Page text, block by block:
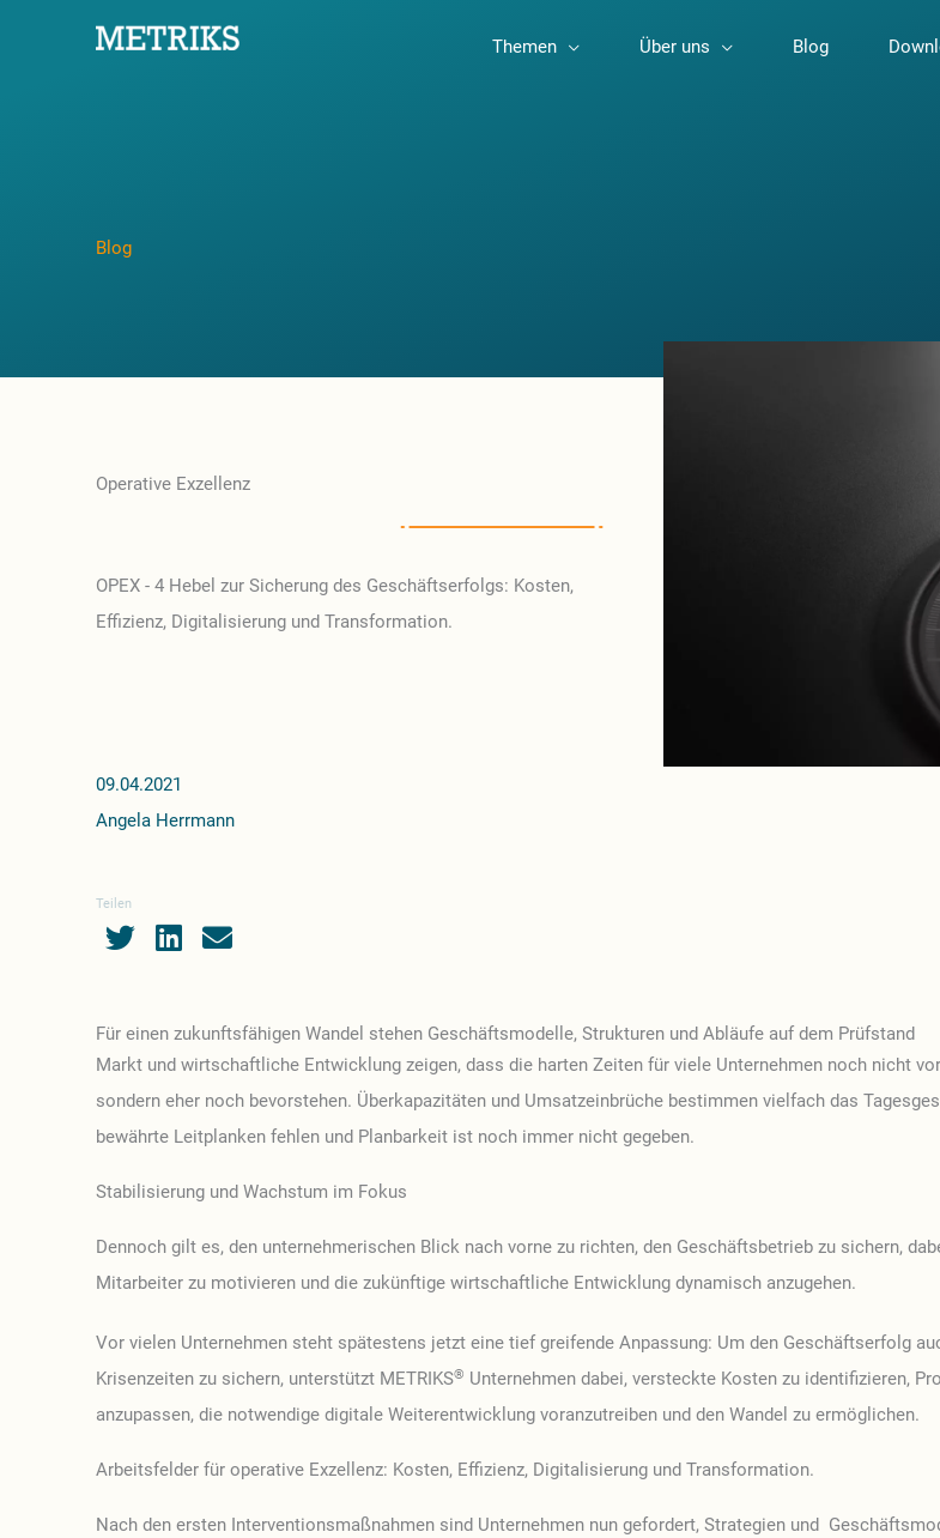
Themen Über uns Blog
Blog
Operative Exzellenz
OPEX - 4 Hebel zur Sicherung des Geschäftserfolgs: Kosten,
Effizienz, Digitalisierung und Transformation.
09.04.2021
Angela Herrmann
Teilen
Für einen zukunftsfähigen Wandel stehen Geschäftsmodelle, Strukturen und Abläufe auf dem Prüfstand
Markt und wirtschaftliche Entwicklung zeigen, dass die harten Zeiten für viele Unternehmen noch nicht
sondern eher noch bevorstehen. Überkapazitäten und Umsatzeinbrüche bestimmen vielfach das
bewährte Leitplanken fehlen und Planbarkeit ist noch immer nicht gegeben.
Stabilisierung und Wachstum im Fokus
Dennoch gilt es, den unternehmerischen Blick nach vorne zu richten, den Geschäftsbetrieb zu sichern,
Mitarbeiter zu motivieren und die zukünftige wirtschaftliche Entwicklung dynamisch anzugehen.
Vor vielen Unternehmen steht spätestens jetzt eine tief greifende Anpassung: Um den Geschäftserfolg
Krisenzeiten zu sichern, unterstützt METRIKS® Unternehmen dabei, versteckte Kosten zu identifizieren,
anzupassen, die notwendige digitale Weiterentwicklung voranzutreiben und den Wandel zu ermöglichen.
Arbeitsfelder für operative Exzellenz: Kosten, Effizienz, Digitalisierung und Transformation.
Nach den ersten Interventionsmaßnahmen sind Unternehmen nun gefordert, Strategien und